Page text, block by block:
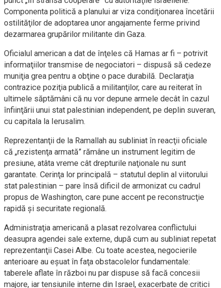
Componenta politică a planului ar viza condiţionarea încetării
ostilităţilor de adoptarea unor angajamente ferme privind
dezarmarea grupărilor militante din Gaza.
Oficialul american a dat de înţeles că Hamas ar fi – potrivit
informaţiilor transmise de negociatori – dispusă să cedeze
muniţia grea pentru a obţine o pace durabilă. Declaraţia
contrazice poziţia publică a militanţilor, care au reiterat în
ultimele săptămâni că nu vor depune armele decât în cazul
înfiinţării unui stat palestinian independent, pe deplin suveran,
cu capitala la Ierusalim.
Reprezentanţii de la Ramallah au subliniat în reacţii oficiale
că „rezistenţa armată” rămâne un instrument legitim de
presiune, atâta vreme cât drepturile naţionale nu sunt
garantate. Cerinţa lor principală – statutul deplin al viitorului
stat palestinian – pare însă dificil de armonizat cu cadrul
propus de Washington, care pune accent pe reconstrucţie
rapidă şi securitate regională.
Administraţia americană a plasat rezolvarea conflictului
deasupra agendei sale externe, după cum au subliniat repetat
reprezentanţii Casei Albe. Cu toate acestea, negocierile
anterioare au eşuat în faţa obstacolelor fundamentale:
taberele aflate în război nu par dispuse să facă concesii
majore, iar tensiunile interne din Israel, exacerbate de critici